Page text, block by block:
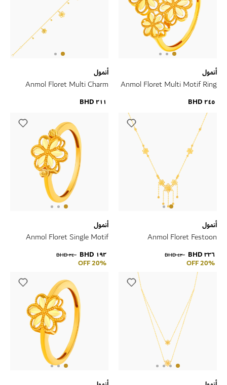
أنمول
Anmol Floret Multi Motif Ring
٢٤٥ BHD
أنمول
Anmol Floret Multi Charm
٢١١ BHD
أنمول
Anmol Floret Festoon
٣٣٦ BHD ٤٢٠ BHD
20% OFF
أنمول
Anmol Floret Single Motif
١٩٢ BHD ٢٤٠ BHD
20% OFF